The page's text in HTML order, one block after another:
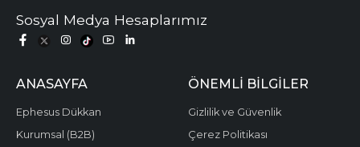
Sosyal Medya Hesaplarımız
ANASAYFA
Ephesus Dükkan
Kurumsal (B2B)
ÖNEMLI BILGILER
Gizlilik ve Güvenlik
Çerez Politikası